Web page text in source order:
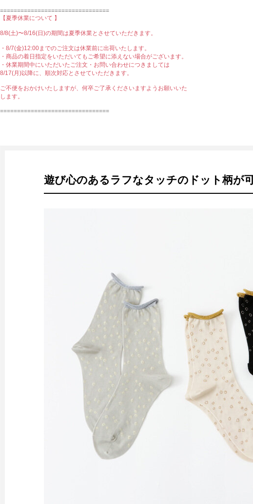
================================
【夏季休業について 】
8/8(土)〜8/16(日)の期間は夏季休業とさせていただきます。
・8/7(金)12:00までのご注文は休業前に出荷いたします。
・商品の着日指定をいただいてもご希望に添えない場合がございます。
・休業期間中にいただいたご注文・お問い合わせにつきましては
8/17(月)以降に、順次対応とさせていただきます。
ご不便をおかけいたしますが、何卒ご了承くださいますようお願いいた
します。
================================
遊び心のあるラフなタッチのドット柄が